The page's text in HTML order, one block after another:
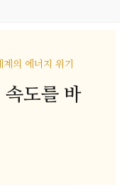
의 에너지 위기
속도를 바